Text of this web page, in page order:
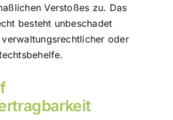
Verstoßes zu. Das
besteht unbeschadet
oder